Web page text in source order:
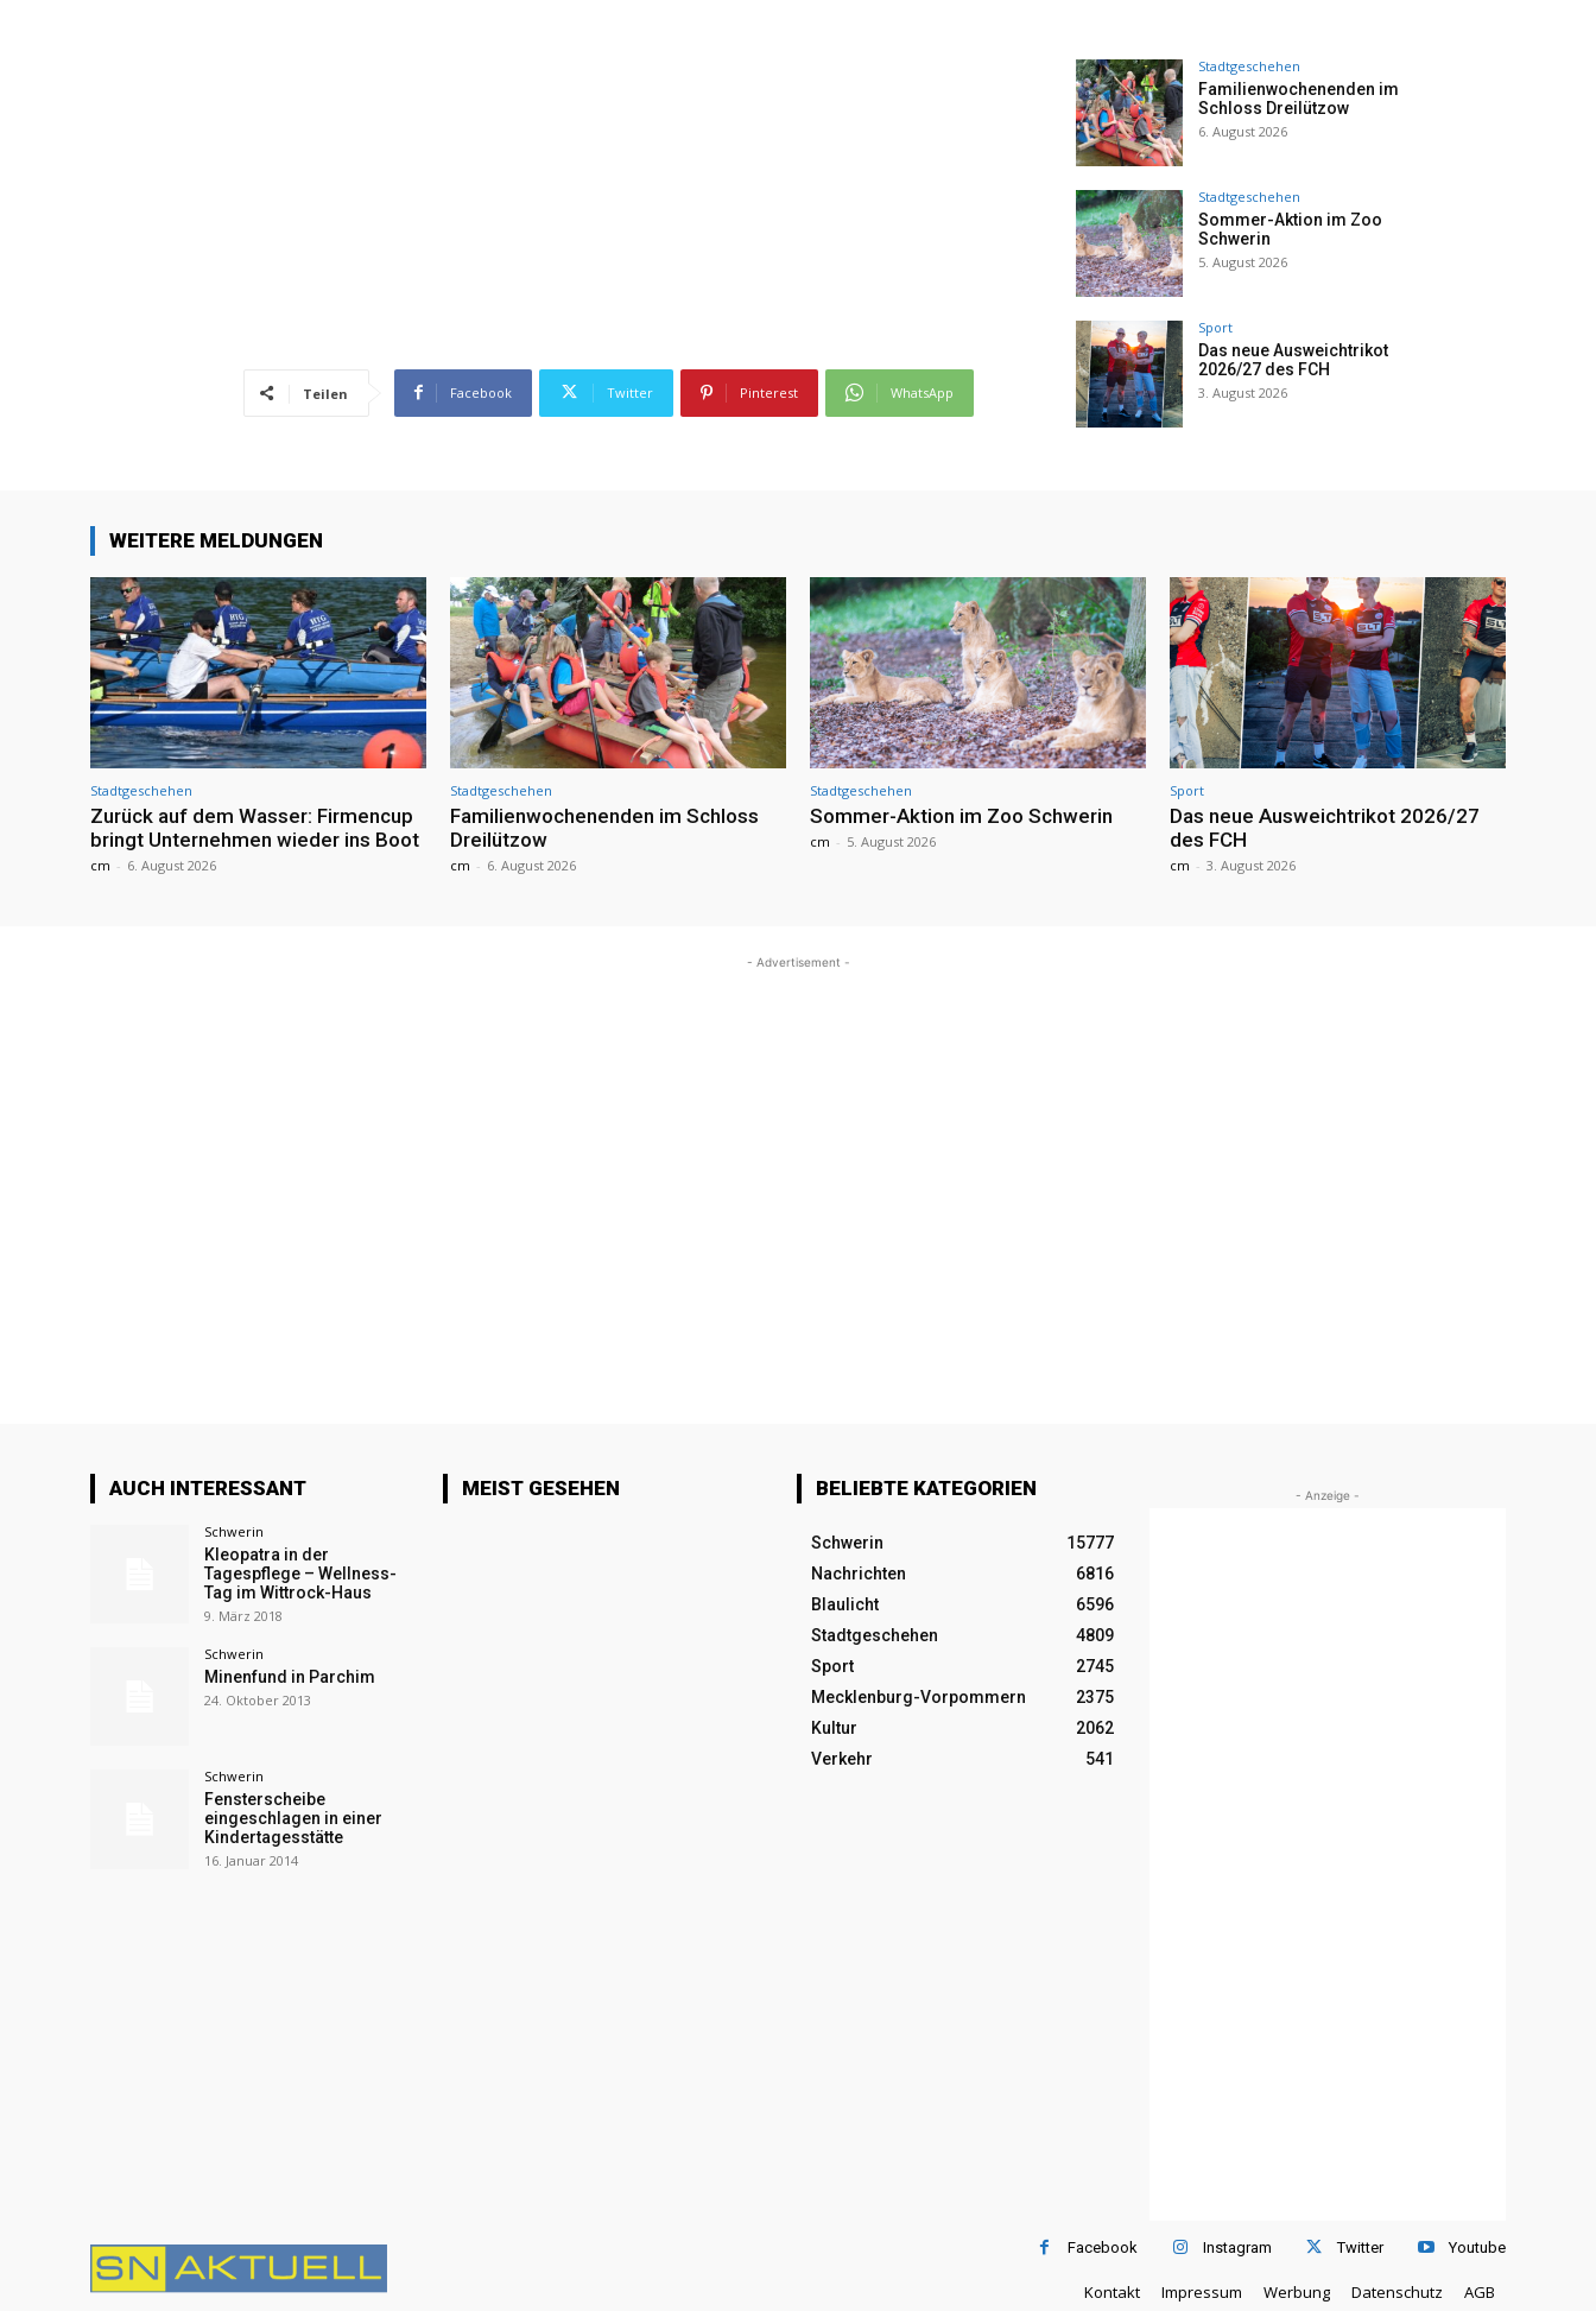
Teilen Facebook Twitter Pinterest WhatsApp
Stadtgeschehen
Familienwochenenden im
Schloss Dreilützow
6. August 2026
Stadtgeschehen
Sommer-Aktion im Zoo
Schwerin
5. August 2026
Sport
Das neue Ausweichtrikot
2026/27 des FCH
3. August 2026
WEITERE MELDUNGEN
Stadtgeschehen
Zurück auf dem Wasser: Firmencup
bringt Unternehmen wieder ins Boot
cm - 6. August 2026
Stadtgeschehen
Familienwochenenden im Schloss
Dreilützow
cm - 6. August 2026
Stadtgeschehen
Sommer-Aktion im Zoo Schwerin
cm - 5. August 2026
Sport
Das neue Ausweichtrikot 2026/27
des FCH
cm - 3. August 2026
- Advertisement -
AUCH INTERESSANT
Schwerin
Kleopatra in der
Tagespflege – Wellness-
Tag im Wittrock-Haus
9. März 2018
Schwerin
Minenfund in Parchim
24. Oktober 2013
Schwerin
Fensterscheibe
eingeschlagen in einer
Kindertagesstätte
16. Januar 2014
MEIST GESEHEN BELIEBTE KATEGORIEN
Schwerin
15777
Nachrichten
6816
Blaulicht
6596
Stadtgeschehen
4809
Sport
2745
Mecklenburg-Vorpommern
2375
Kultur
2062
Verkehr
541
- Anzeige -
Facebook Instagram Twitter Youtube
Kontakt Impressum Werbung Datenschutz AGB